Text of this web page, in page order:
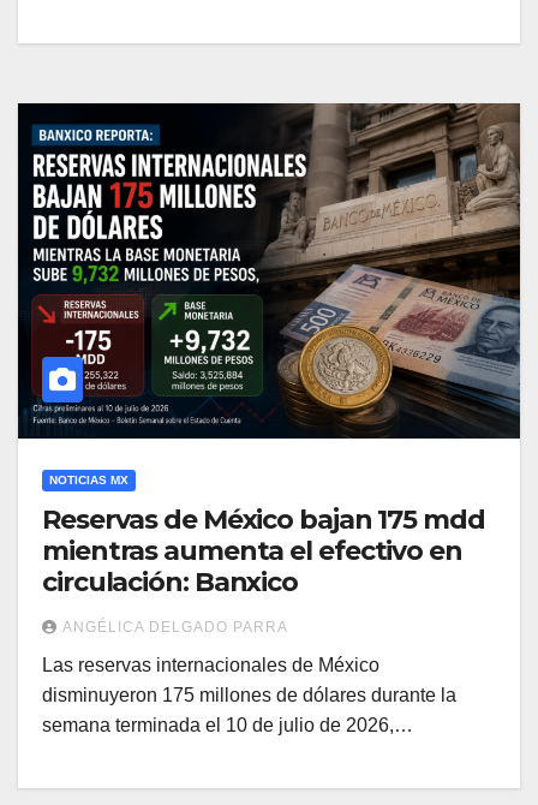
NOTICIAS MX
Reservas de México bajan 175 mdd
mientras aumenta el efectivo en
circulación: Banxico
ANGÉLICA DELGADO PARRA
Las reservas internacionales de México
disminuyeron 175 millones de dólares durante la
semana terminada el 10 de julio de 2026,…